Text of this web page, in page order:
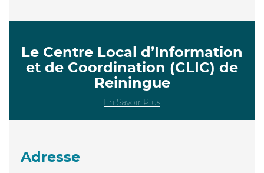
Le Centre Local d’Information
et de Coordination (CLIC) de
Reiningue
En Savoir Plus
Adresse